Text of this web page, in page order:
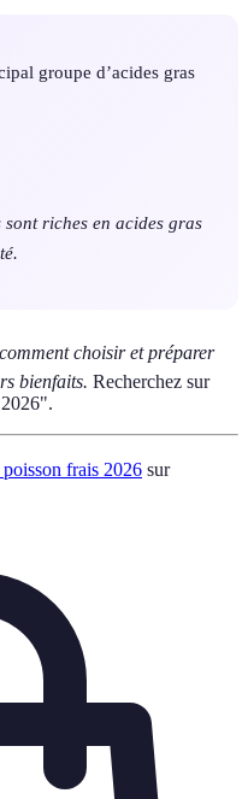
groupe d’acides gras
riches en acides gras
choisir et préparer
bienfaits. Recherchez sur
frais 2026 sur